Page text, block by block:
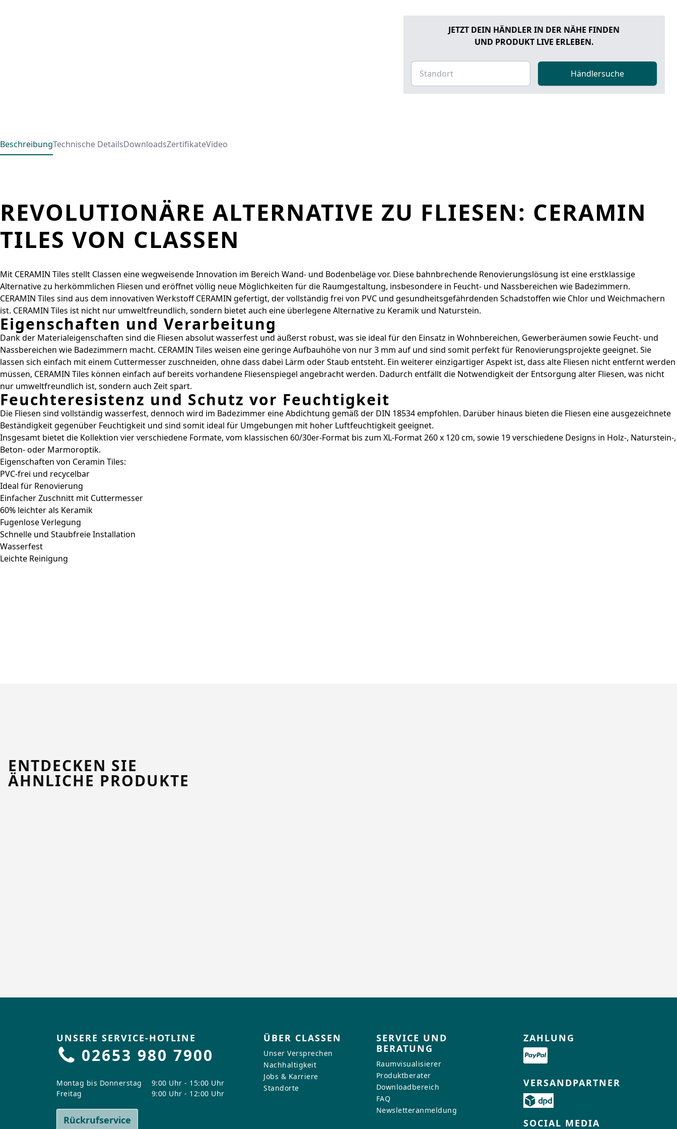
JETZT DEIN HÄNDLER IN DER NÄHE FINDEN
UND PRODUKT LIVE ERLEBEN.
Händlersuche
BeschreibungTechnische DetailsDownloadsZertifikateVideo
REVOLUTIONÄRE ALTERNATIVE ZU FLIESEN: CERAMIN
TILES VON CLASSEN
Mit CERAMIN Tiles stellt Classen eine wegweisende Innovation im Bereich Wand- und Bodenbeläge vor. Diese bahnbrechende Renovierungslösung ist eine erstklassige
Alternative zu herkömmlichen Fliesen und eröffnet völlig neue Möglichkeiten für die Raumgestaltung, insbesondere in Feucht- und Nassbereichen wie Badezimmern.
CERAMIN Tiles sind aus dem innovativen Werkstoff CERAMIN gefertigt, der vollständig frei von PVC und gesundheitsgefährdenden Schadstoffen wie Chlor und Weichmachern
ist. CERAMIN Tiles ist nicht nur umweltfreundlich, sondern bietet auch eine überlegene Alternative zu Keramik und Naturstein.
Eigenschaften und Verarbeitung
Dank der Materialeigenschaften sind die Fliesen absolut wasserfest und äußerst robust, was sie ideal für den Einsatz in Wohnbereichen, Gewerberäumen sowie Feucht- und
Nassbereichen wie Badezimmern macht. CERAMIN Tiles weisen eine geringe Aufbauhöhe von nur 3 mm auf und sind somit perfekt für Renovierungsprojekte geeignet. Sie
lassen sich einfach mit einem Cuttermesser zuschneiden, ohne dass dabei Lärm oder Staub entsteht. Ein weiterer einzigartiger Aspekt ist, dass alte Fliesen nicht entfernt werden
müssen, CERAMIN Tiles können einfach auf bereits vorhandene Fliesenspiegel angebracht werden. Dadurch entfällt die Notwendigkeit der Entsorgung alter Fliesen, was nicht
nur umweltfreundlich ist, sondern auch Zeit spart.
Feuchteresistenz und Schutz vor Feuchtigkeit
Die Fliesen sind vollständig wasserfest, dennoch wird im Badezimmer eine Abdichtung gemäß der DIN 18534 empfohlen. Darüber hinaus bieten die Fliesen eine ausgezeichnete
Beständigkeit gegenüber Feuchtigkeit und sind somit ideal für Umgebungen mit hoher Luftfeuchtigkeit geeignet.
Insgesamt bietet die Kollektion vier verschiedene Formate, vom klassischen 60/30er-Format bis zum XL-Format 260 x 120 cm, sowie 19 verschiedene Designs in Holz-, Naturstein-,
Beton- oder Marmoroptik.
Eigenschaften von Ceramin Tiles:
PVC-frei und recycelbar
Ideal für Renovierung
Einfacher Zuschnitt mit Cuttermesser
60% leichter als Keramik
Fugenlose Verlegung
Schnelle und Staubfreie Installation
Wasserfest
Leichte Reinigung
ENTDECKEN SIE
ÄHNLICHE PRODUKTE
UNSERE SERVICE-HOTLINE
02653 980 7900
Montag bis Donnerstag
Freitag
9:00 Uhr - 15:00 Uhr
9:00 Uhr - 12:00 Uhr
Rückrufservice
ÜBER CLASSEN
Unser Versprechen
Nachhaltigkeit
Jobs & Karriere
Standorte
SERVICE UND
BERATUNG
Raumvisualisierer
Produktberater
Downloadbereich
FAQ
Newsletteranmeldung
ZAHLUNG
VERSANDPARTNER
SOCIAL MEDIA